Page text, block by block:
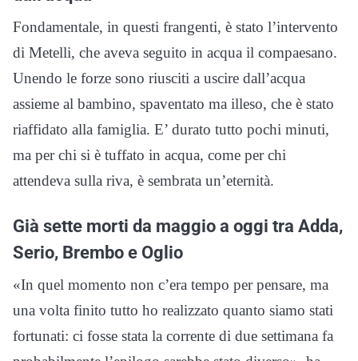
Fondamentale, in questi frangenti, è stato l’intervento
di Metelli, che aveva seguito in acqua il compaesano.
Unendo le forze sono riusciti a uscire dall’acqua
assieme al bambino, spaventato ma illeso, che è stato
riaffidato alla famiglia. E’ durato tutto pochi minuti,
ma per chi si è tuffato in acqua, come per chi
attendeva sulla riva, è sembrata un’eternità.
Già sette morti da maggio a oggi tra Adda,
Serio, Brembo e Oglio
«In quel momento non c’era tempo per pensare, ma
una volta finito tutto ho realizzato quanto siamo stati
fortunati: ci fosse stata la corrente di due settimana fa